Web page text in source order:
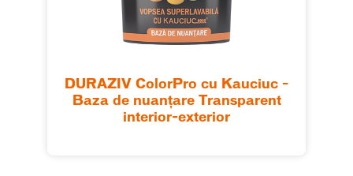
DURAZIV ColorPro cu Kauciuc –
Baza de nuanțare Transparent
interior-exterior